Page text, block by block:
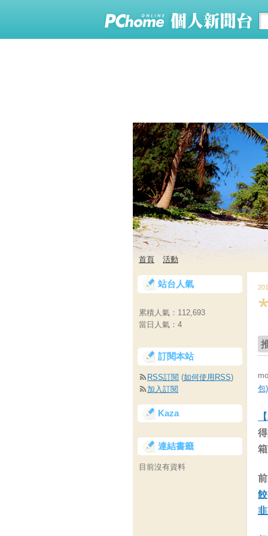
首頁 活動
包)
站台人氣
累積人氣： 112,693
當日人氣： 4
訂閱本站
RSS訂閱 (如何使用RSS)
加入訂閱
Kaza
連結書籤
目前沒有資料